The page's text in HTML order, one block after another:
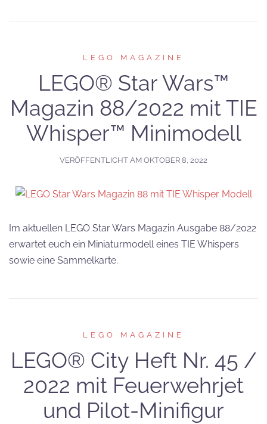
LEGO MAGAZINE
LEGO® Star Wars™
Magazin 88/2022 mit TIE
Whisper™ Minimodell
VERÖFFENTLICHT AM OKTOBER 8, 2022
Im aktuellen LEGO Star Wars Magazin Ausgabe 88/2022
erwartet euch ein Miniaturmodell eines TIE Whispers
sowie eine Sammelkarte.
LEGO MAGAZINE
LEGO® City Heft Nr. 45 /
2022 mit Feuerwehrjet
und Pilot-Minifigur